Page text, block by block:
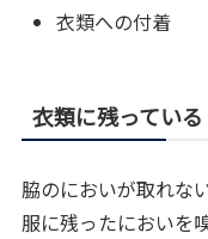
衣類への付着
衣類に残っている
脇のにおいが取れな
服に残ったにおいを